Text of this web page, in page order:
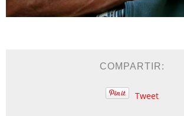
COMPARTIR:
Tweet